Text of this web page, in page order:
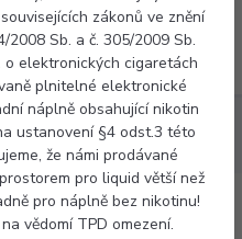
zákonů ve znění
2008 Sb. a č. 305/2009 Sb.
o elektronických cigaretách
plnitelné elektronické
náplně obsahující nikotin
ustanovení §4 odst.3 této
že námi prodávané
pro liquid větší než
pro náplně bez nikotinu!
vědomí TPD omezení.
Menu
- Směs tabáků (Blended
(Blended